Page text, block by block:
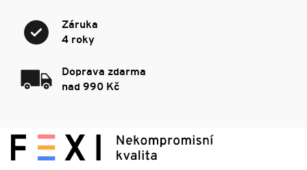
Záruka
4 roky
Doprava zdarma
nad 990 Kč